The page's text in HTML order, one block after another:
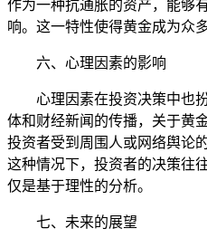
作为一种抗通胀的资产，能够
响。这一特性使得黄金成为众
六、心理因素的影响
心理因素在投资决策中也
体和财经新闻的传播，关于黄
投资者受到周围人或网络舆论
这种情况下，投资者的决策往
仅是基于理性的分析。
七、未来的展望